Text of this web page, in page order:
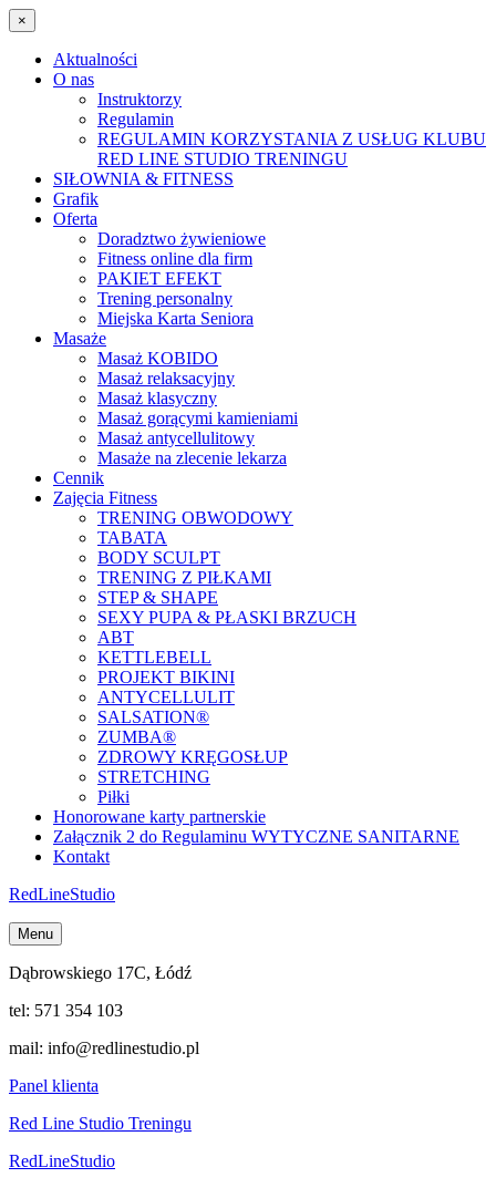
×
Aktualności
O nas
Instruktorzy
Regulamin
REGULAMIN KORZYSTANIA Z USŁUG KLUBU
RED LINE STUDIO TRENINGU
SIŁOWNIA & FITNESS
Grafik
Oferta
Doradztwo żywieniowe
Fitness online dla firm
PAKIET EFEKT
Trening personalny
Miejska Karta Seniora
Masaże
Masaż KOBIDO
Masaż relaksacyjny
Masaż klasyczny
Masaż gorącymi kamieniami
Masaż antycellulitowy
Masaże na zlecenie lekarza
Cennik
Zajęcia Fitness
TRENING OBWODOWY
TABATA
BODY SCULPT
TRENING Z PIŁKAMI
STEP & SHAPE
SEXY PUPA & PŁASKI BRZUCH
ABT
KETTLEBELL
PROJEKT BIKINI
ANTYCELLULIT
SALSATION®
ZUMBA®
ZDROWY KRĘGOSŁUP
STRETCHING
Piłki
Honorowane karty partnerskie
Załącznik 2 do Regulaminu WYTYCZNE SANITARNE
Kontakt
RedLineStudio
Menu
Dąbrowskiego 17C, Łódź
tel: 571 354 103
mail: info@redlinestudio.pl
Panel klienta
Red Line Studio Treningu
RedLineStudio